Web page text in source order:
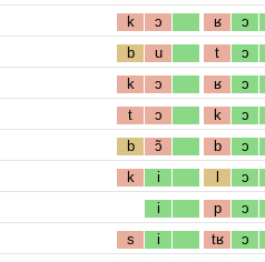
k ɔ ʁ ɔ
b u t ɔ
k ɔ ʁ ɔ
t ɔ k ɔ
b ɔ̃ b ɔ
k i l ɔ
i p ɔ
s i tʁ ɔ